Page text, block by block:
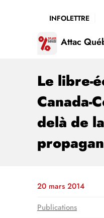
INFOLETTRE
Attac
Le libre-
Canada-
delà de la
20 mars 2014
Publications